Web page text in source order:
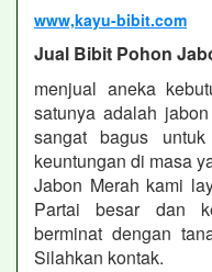
www,kayu-bibit.com
Jual Bibit Pohon
menjual aneka
satunya adalah
sangat bagus
keuntungan di masa
Jabon Merah kami
Partai besar dan
berminat dengan
Silahkan kontak.